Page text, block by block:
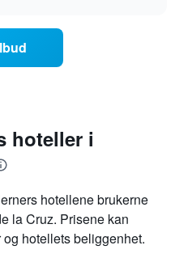
hoteller i
hotellene brukerne
la Cruz. Prisene kan
hotellets beliggenhet.